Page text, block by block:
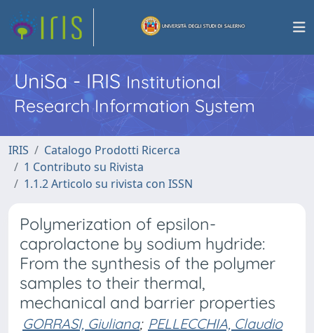
UniSa - IRISInstitutional
Research Information System
IRIS
Catalogo Prodotti Ricerca
1 Contributo su Rivista
1.1.2 Articolo su rivista con ISSN
Polymerization of epsilon-
caprolactone by sodium hydride:
From the synthesis of the polymer
samples to their thermal,
mechanical and barrier properties
GORRASI, Giuliana; PELLECCHIA, Claudio